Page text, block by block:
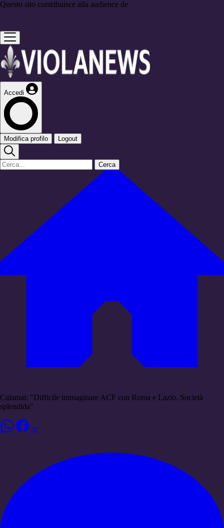
Questo sito contribuisce alla audience de
Accedi
Modifica profilo Logout
Cerca
Calamai: "Difficile immaginare ACF con Roma e Lazio. Società
splendida"